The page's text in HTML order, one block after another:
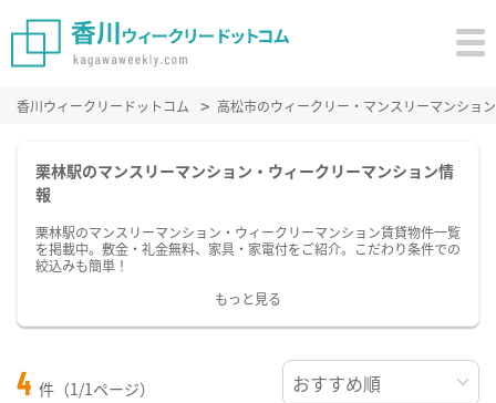
香川ウィークリードットコム 高松市のウィークリー・マンスリーマンショ
栗林駅のマンスリーマンション・ウィークリーマンション情
報
栗林駅のマンスリーマンション・ウィークリーマンション賃貸物件一覧
を掲載中。敷金・礼金無料、家具・家電付をご紹介。こだわり条件での
絞込みも簡単！
もっと見る
4 件（1/1ページ）